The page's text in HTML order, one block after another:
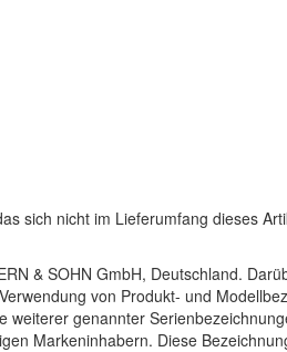
sich nicht im Lieferumfang dieses
& SOHN GmbH, Deutschland.
von Produkt- und
weiterer genannter
Markeninhabern. Diese